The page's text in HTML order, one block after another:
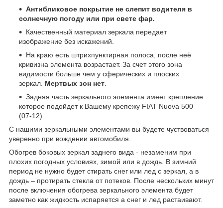
Антибликовое покрытие не слепит водителя в
солнечную погоду или при свете фар.
Качественный материал зеркала передает
изображение без искажений.
На краю есть штрихпунктирная полоса, после неё
кривизна элемента возрастает. За счет этого зона
видимости больше чем у сферических и плоских
зеркал. Мертвых зон нет
Задняя часть зеркального элемента имеет крепление
которое подойдет к Вашему крепежу FIAT Nuova 500
(07-12)
С нашими зеркальными элементами вы будете чуствоваться
уверенно при вождении автомобиля.
Обогрев боковых зеркал заднего вида - незаменим при
плохих погодных условиях, зимой или в дождь. В зимний
период не нужно будет стирать снег или лед с зеркал, а в
дождь – протирать стекла от потеков. После нескольких минут
после включения обогрева зеркального элемента будет
заметно как жидкость испаряется а снег и лед растаивают.